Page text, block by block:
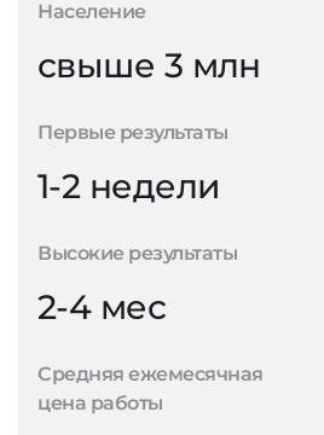
Население
свыше 3 млн
Первые результаты
1-2 недели
Высокие результаты
2-4 мес
Средняя ежемесячная
цена работы